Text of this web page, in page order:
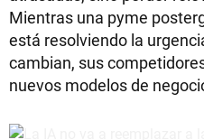
Mientras una pyme
está resolviendo la
cambian, sus
nuevos modelos de